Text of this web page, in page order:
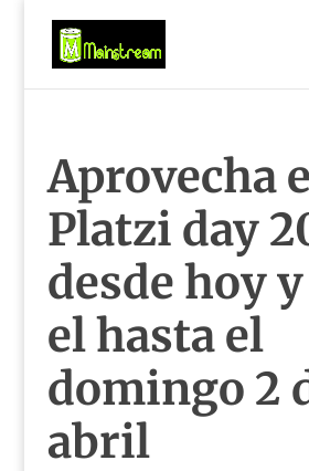
Aprovecha
Platzi day
desde hoy
el hasta el
domingo 2
abril